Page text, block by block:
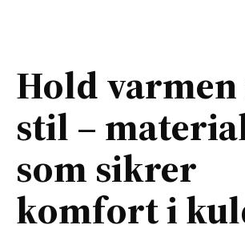
Hold
stil –
som sikrer
komfort i